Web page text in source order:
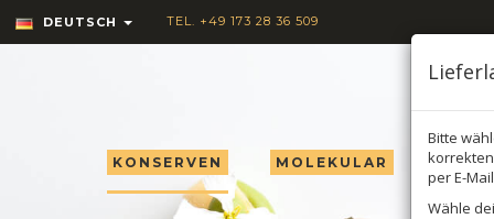
DEUTSCH TEL. +49 173 28 36 509
KONSERVEN MOLEKULAR
Bitte
per E-
Wähle